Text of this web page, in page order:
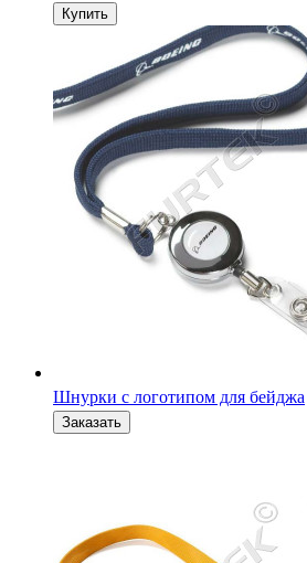
Шнурки с логотипом для бейджа